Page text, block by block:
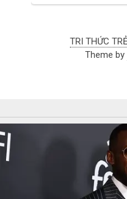
TRI THỨC TRẺ
Theme by